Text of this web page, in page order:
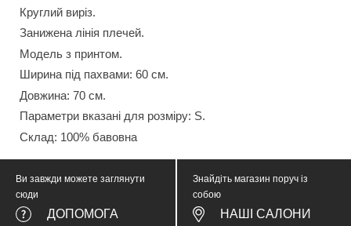
Круглий виріз.
Занижена лінія плечей.
Модель з принтом.
Ширина під пахвами: 60 см.
Довжина: 70 см.
Параметри вказані для розміру: S.
Склад: 100% бавовна
Ви завжди можете заглянути
сюди
ДОПОМОГА
Знайдіть магазин поруч із
собою
НАШІ САЛОНИ